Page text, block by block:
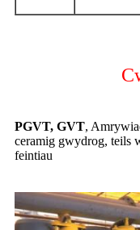
PGVT, GVT,
ceramig gwydrog, teils
feintiau